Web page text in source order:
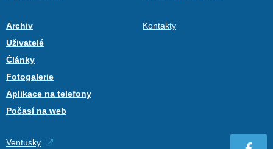
Archiv
Uživatelé
Články
Fotogalerie
Aplikace na telefony
Počasí na web
Kontakty
Ventusky